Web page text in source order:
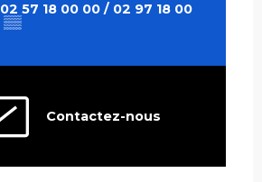
02 57 18 00 00 / 02 97 18 00
▒▒
Contactez-nous